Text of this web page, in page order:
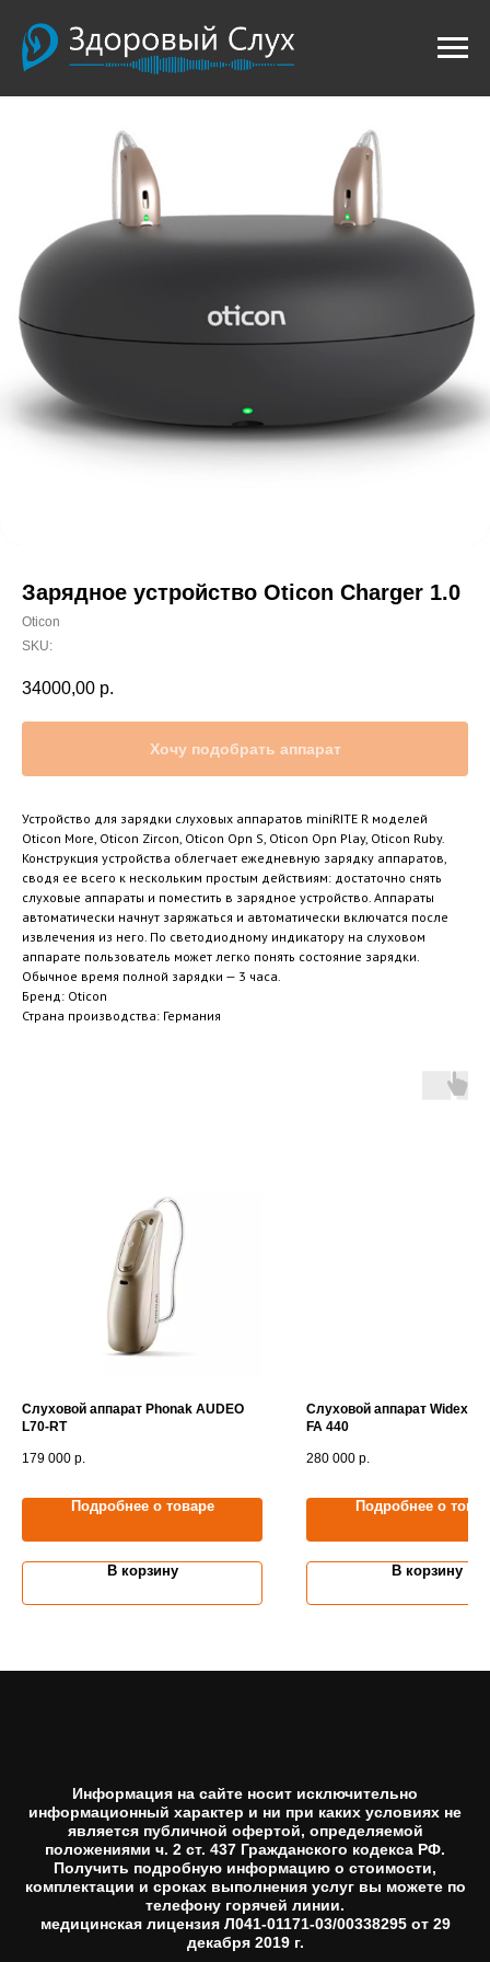
Зарядное устройство Oticon Charger 1.0
Oticon
SKU:
34000,00 р.
Хочу подобрать аппарат
Устройство для зарядки слуховых аппаратов miniRITE R моделей
Oticon More, Oticon Zircon, Oticon Opn S, Oticon Opn Play, Oticon Ruby.
Конструкция устройства облегчает ежедневную зарядку аппаратов,
сводя ее всего к нескольким простым действиям: достаточно снять
слуховые аппараты и поместить в зарядное устройство. Аппараты
автоматически начнут заряжаться и автоматически включатся после
извлечения из него. По светодиодному индикатору на слуховом
аппарате пользователь может легко понять состояние зарядки.
Обычное время полной зарядки — 3 часа.
Бренд: Oticon
Страна производства: Германия
Слуховой аппарат Phonak AUDEO
L70-RT
179 000 р.
Подробнее о товаре
В корзину
Слуховой аппарат Widex
FA 440
280 000 р.
Подробнее о
В корзину
Информация на сайте носит исключительно
информационный характер и ни при каких условиях не
является публичной офертой, определяемой
положениями ч. 2 ст. 437 Гражданского кодекса РФ.
Получить подробную информацию о стоимости,
комплектации и сроках выполнения услуг вы можете по
телефону горячей линии.
медицинская лицензия Л041-01171-03/00338295 от 29
декабря 2019 г.